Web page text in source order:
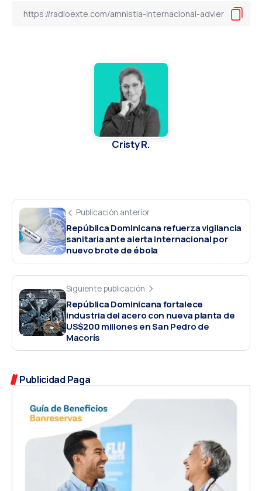
Cristy R.
Publicación anterior
República Dominicana refuerza vigilancia
sanitaria ante alerta internacional por
nuevo brote de ébola
Siguiente publicación
República Dominicana fortalece
industria del acero con nueva planta de
US$200 millones en San Pedro de
Macorís
Publicidad Paga